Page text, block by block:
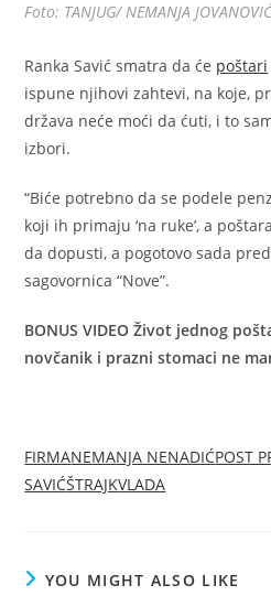
Foto: TANJUG/ NEMANJA
Ranka Savić smatra da će poštari
ispune njihovi zahtevi, na koje,
država neće moći da ćuti, i to
izbori.
“Biće potrebno da se podele
koji ih primaju ‘na ruke’, a
da dopusti, a pogotovo sada
sagovornica “Nove”.
BONUS VIDEO Život jednog
novčanik i prazni stomaci ne
FIRMANEMANJA NENADIĆPOST
SAVIĆŠTRAJKVLADA
YOU MIGHT ALSO LIKE